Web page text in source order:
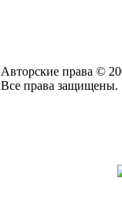
Авторские права ©
Все права защищены.